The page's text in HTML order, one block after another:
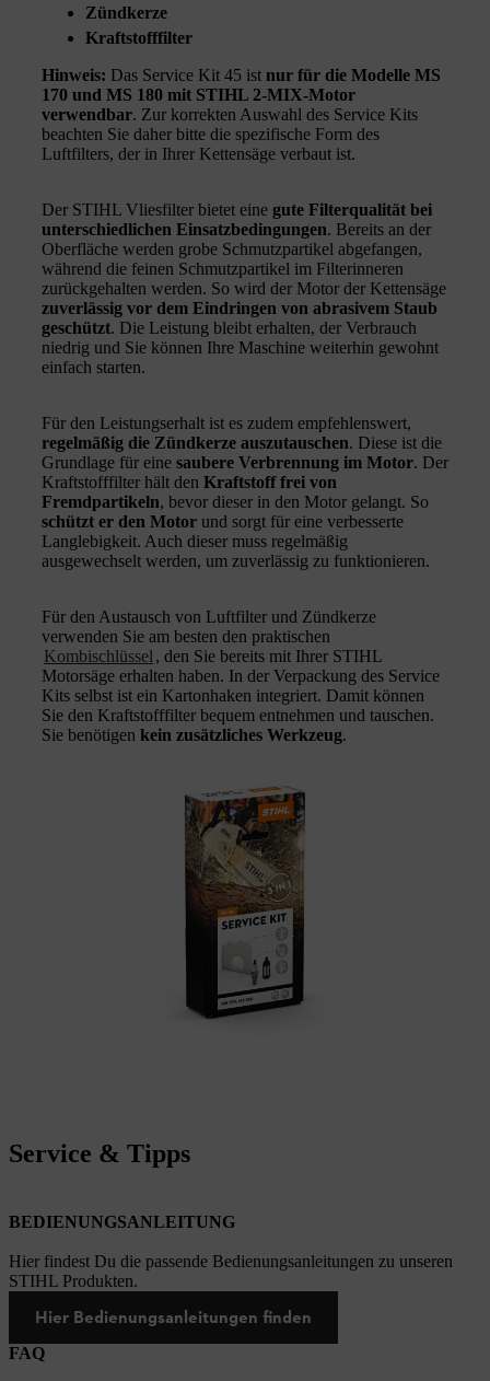
Zündkerze
Kraftstofffilter
Hinweis: Das Service Kit 45 ist nur für die Modelle MS
170 und MS 180 mit STIHL 2-MIX-Motor
verwendbar. Zur korrekten Auswahl des Service Kits
beachten Sie daher bitte die spezifische Form des
Luftfilters, der in Ihrer Kettensäge verbaut ist.
Der STIHL Vliesfilter bietet eine gute Filterqualität bei
unterschiedlichen Einsatzbedingungen. Bereits an der
Oberfläche werden grobe Schmutzpartikel abgefangen,
während die feinen Schmutzpartikel im Filterinneren
zurückgehalten werden. So wird der Motor der Kettensäge
zuverlässig vor dem Eindringen von abrasivem Staub
geschützt. Die Leistung bleibt erhalten, der Verbrauch
niedrig und Sie können Ihre Maschine weiterhin gewohnt
einfach starten.
Für den Leistungserhalt ist es zudem empfehlenswert,
regelmäßig die Zündkerze auszutauschen. Diese ist die
Grundlage für eine saubere Verbrennung im Motor. Der
Kraftstofffilter hält den Kraftstoff frei von
Fremdpartikeln, bevor dieser in den Motor gelangt. So
schützt er den Motor und sorgt für eine verbesserte
Langlebigkeit. Auch dieser muss regelmäßig
ausgewechselt werden, um zuverlässig zu funktionieren.
Für den Austausch von Luftfilter und Zündkerze
verwenden Sie am besten den praktischen
Kombischlüssel , den Sie bereits mit Ihrer STIHL
Motorsäge erhalten haben. In der Verpackung des Service
Kits selbst ist ein Kartonhaken integriert. Damit können
Sie den Kraftstofffilter bequem entnehmen und tauschen.
Sie benötigen kein zusätzliches Werkzeug.
Service & Tipps
BEDIENUNGSANLEITUNG
Hier findest Du die passende Bedienungsanleitungen zu unseren
STIHL Produkten.
Hier Bedienungsanleitungen finden
FAQ